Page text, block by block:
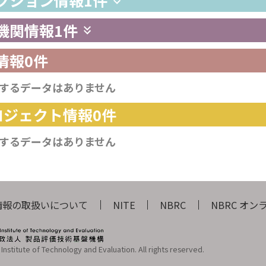
関情報1件
報0件
るデータはありません
ェクト情報0件
るデータはありません
の取扱いについて NITE NBRC NBRC オン
of Technology and Evaluation. All rights reserved.